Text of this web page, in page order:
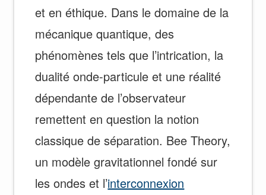
et en éthique. Dans le domaine de la
mécanique quantique, des
phénomènes tels que l’intrication, la
dualité onde-particule et une réalité
dépendante de l’observateur
remettent en question la notion
classique de séparation. Bee Theory,
un modèle gravitationnel fondé sur
les ondes et l’interconnexion